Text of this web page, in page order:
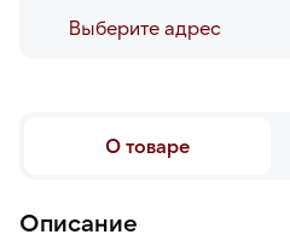
Выберите адреc
О товаре
Описание